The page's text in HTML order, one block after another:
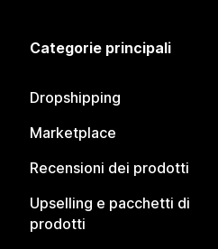
Categorie principali
Dropshipping
Marketplace
Recensioni dei prodotti
Upselling e pacchetti di
prodotti